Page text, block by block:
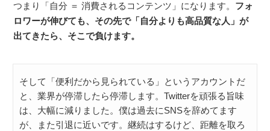
つまり「自分 ＝ 消費されるコンテンツ」になります。 フォ
ロワーが伸びても、その先で「自分よりも高品質な人」が
出てきたら、そこで負けます。
そして「便利だから見られている」というアカウントだ
と、業界が停滞したら停滞します。Twitterを頑張る旨味
は、大幅に減りました。僕は過去にSNSを辞めてます
が、また引退に近いです。継続はするけど、距離を取ろ